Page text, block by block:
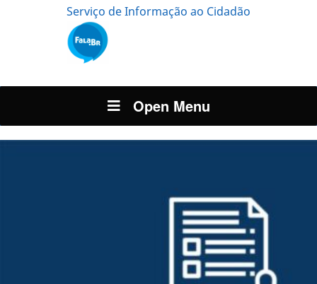
Serviço de Informação ao Cidadão
Open Menu